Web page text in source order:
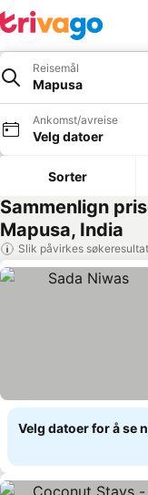
Reisemål
Mapusa
Ankomst/avreise
Velg datoer
Sorter
Sammenlign
Mapusa, India
Slik påvirkes
Velg datoer for å se